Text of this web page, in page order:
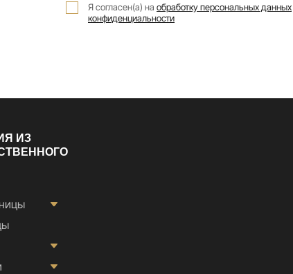
Я согласен(а) на обработку персональных данных
конфиденциальности
ИЗ